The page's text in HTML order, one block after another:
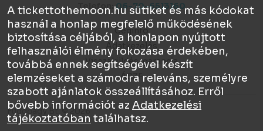
Telefon:06-70-6513160
Céginfo
Adatkezelés
Visszaküldés, garancia
ÁSZF
Függőágy Bt. © 2026
A tickettothemoon.hu sütiket és más kódokat
használ a honlap megfelelő működésének
biztosítása céljából, a honlapon nyújtott
felhasználói élmény fokozása érdekében,
továbbá ennek segítségével készít
elemzéseket a számodra releváns, személyre
szabott ajánlatok összeállításához. Erről
bővebb információt az Adatkezelési
tájékoztatóban találhatsz.